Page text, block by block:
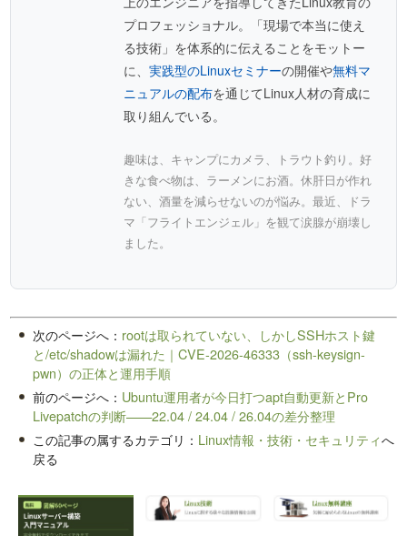
プロフェッショナル。「現場で本当に使え
る技術」を体系的に伝えることをモットー
に、実践型のLinuxセミナーの開催や無料マ
ニュアルの配布を通じてLinux人材の育成に
取り組んでいる。
趣味は、キャンプにカメラ、トラウト釣り。好
きな食べ物は、ラーメンにお酒。休肝日が作れ
ない、酒量を減らせないのが悩み。最近、ドラ
マ「フライトエンジェル」を観て涙腺が崩壊し
ました。
次のページへ： rootは取られていない、しかしSSHホスト鍵
と/etc/shadowは漏れた｜CVE-2026-46333（ssh-keysign-
pwn）の正体と運用手順
前のページへ： Ubuntu運用者が今日打つapt自動更新とPro
Livepatchの判断——22.04 / 24.04 / 26.04の差分整理
この記事の属するカテゴリ： Linux情報・技術・セキュリティへ
戻る